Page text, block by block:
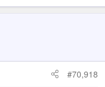
#70,918